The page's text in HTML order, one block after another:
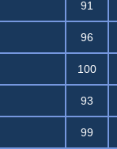
91
96
100
93
99